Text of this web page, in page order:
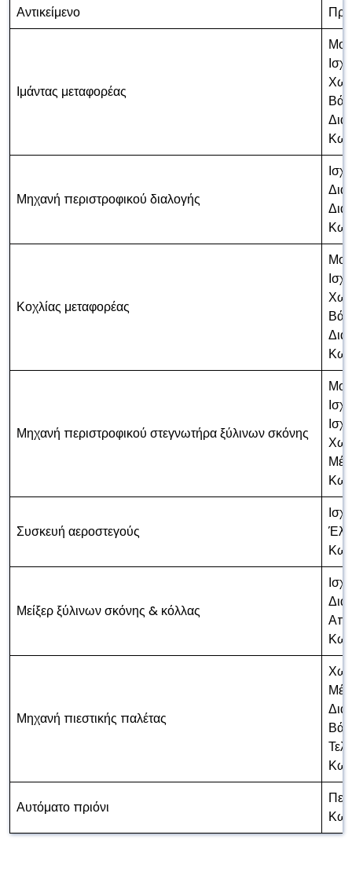
Αντικείμενο
Ιμάντας μεταφορέας
Μηχανή περιστροφικού διαλογής
Κοχλίας μεταφορέας
Μηχανή περιστροφικού στεγνωτήρα ξύλινων σκόνης
Συσκευή αεροστεγούς
Μείξερ ξύλινων σκόνης & κόλλας
Μηχανή πιεστικής παλέτας
Αυτόματο πριόνι